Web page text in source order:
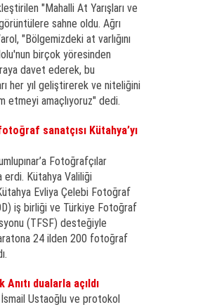
"Mahalli At Yarışları ve
sahne oldu. Ağrı
"Bölgemizdeki at varlığını
birçok yöresinden
davet ederek, bu
her yıl geliştirerek ve niteliğini
etmeyi amaçlıyoruz" dedi.
sanatçısı Kütahya’yı
Fotoğrafçılar
erdi. Kütahya Valiliği
Evliya Çelebi Fotoğraf
iş birliği ve Türkiye Fotoğraf
(TFSF) desteğiyle
24 ilden 200 fotoğraf
dualarla açıldı
Ustaoğlu ve protokol